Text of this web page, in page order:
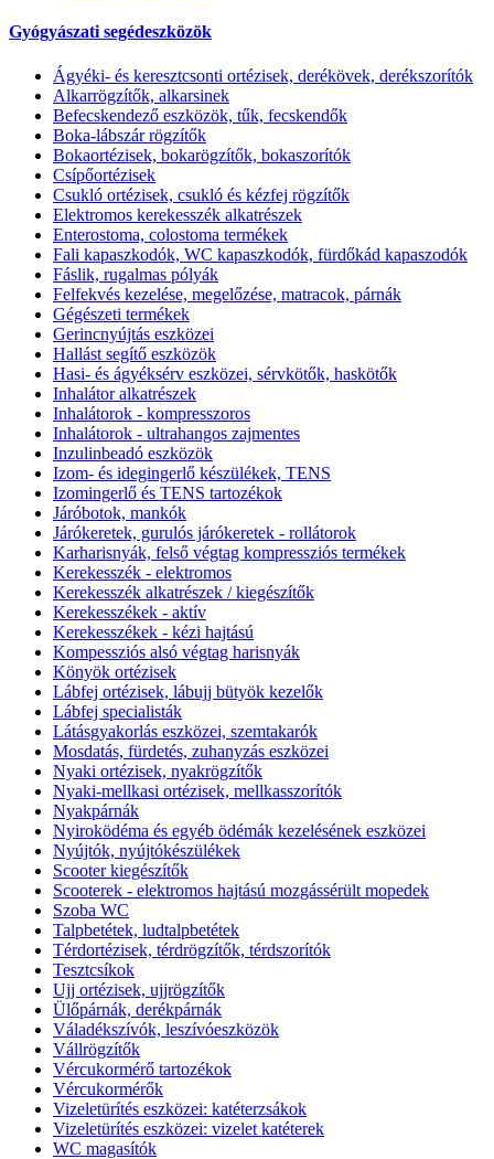
Gyógyászati segédeszközök
Ágyéki- és keresztcsonti ortézisek, derékövek, derékszorítók
Alkarrögzítők, alkarsinek
Befecskendező eszközök, tűk, fecskendők
Boka-lábszár rögzítők
Bokaortézisek, bokarögzítők, bokaszorítók
Csípőortézisek
Csukló ortézisek, csukló és kézfej rögzítők
Elektromos kerekesszék alkatrészek
Enterostoma, colostoma termékek
Fali kapaszkodók, WC kapaszkodók, fürdőkád kapaszodók
Fáslik, rugalmas pólyák
Felfekvés kezelése, megelőzése, matracok, párnák
Gégészeti termékek
Gerincnyújtás eszközei
Hallást segítő eszközök
Hasi- és ágyéksérv eszközei, sérvkötők, haskötők
Inhalátor alkatrészek
Inhalátorok - kompresszoros
Inhalátorok - ultrahangos zajmentes
Inzulinbeadó eszközök
Izom- és idegingerlő készülékek, TENS
Izomingerlő és TENS tartozékok
Járóbotok, mankók
Járókeretek, gurulós járókeretek - rollátorok
Karharisnyák, felső végtag kompressziós termékek
Kerekesszék - elektromos
Kerekesszék alkatrészek / kiegészítők
Kerekesszékek - aktív
Kerekesszékek - kézi hajtású
Kompessziós alsó végtag harisnyák
Könyök ortézisek
Lábfej ortézisek, lábujj bütyök kezelők
Lábfej specialisták
Látásgyakorlás eszközei, szemtakarók
Mosdatás, fürdetés, zuhanyzás eszközei
Nyaki ortézisek, nyakrögzítők
Nyaki-mellkasi ortézisek, mellkasszorítók
Nyakpárnák
Nyiroködéma és egyéb ödémák kezelésének eszközei
Nyújtók, nyújtókészülékek
Scooter kiegészítők
Scooterek - elektromos hajtású mozgássérült mopedek
Szoba WC
Talpbetétek, ludtalpbetétek
Térdortézisek, térdrögzítők, térdszorítók
Tesztcsíkok
Ujj ortézisek, ujjrögzítők
Ülőpárnák, derékpárnák
Váladékszívók, leszívóeszközök
Vállrögzítők
Vércukormérő tartozékok
Vércukormérők
Vizeletürítés eszközei: katéterzsákok
Vizeletürítés eszközei: vizelet katéterek
WC magasítók